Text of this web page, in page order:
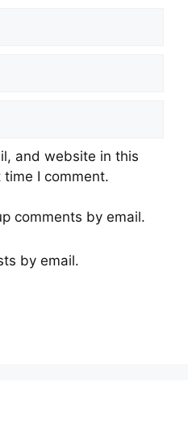
and website in this
I comment.
comments by email.
by email.